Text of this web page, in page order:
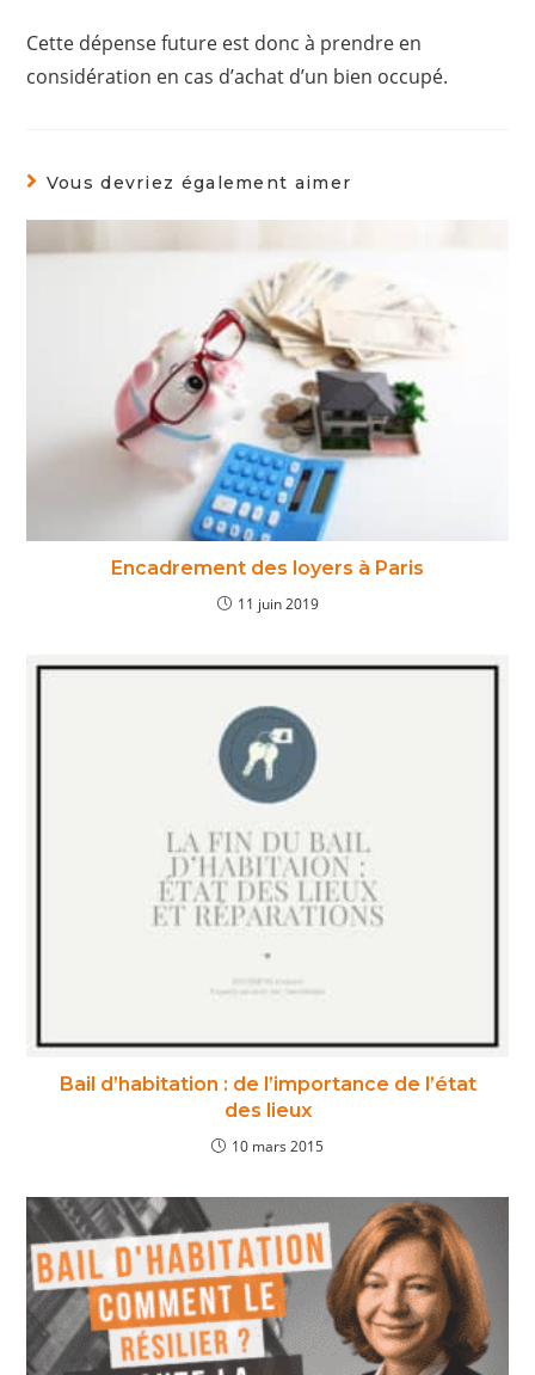
Cette dépense future est donc à prendre en
considération en cas d’achat d’un bien occupé.
Vous devriez également aimer
Encadrement des loyers à Paris
11 juin 2019
Bail d’habitation : de l’importance de l’état
des lieux
10 mars 2015